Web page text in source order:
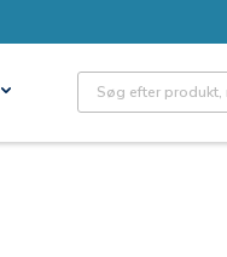
Site Search